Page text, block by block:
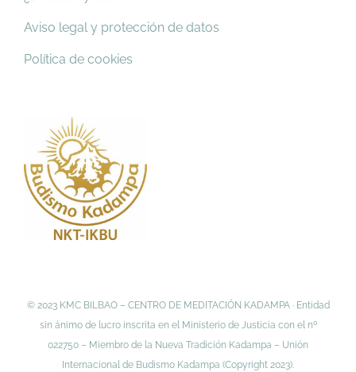
Aviso legal y protección de datos
Política de cookies
© 2023 KMC BILBAO – CENTRO DE MEDITACIÓN KADAMPA · Entidad
sin ánimo de lucro inscrita en el Ministerio de Justicia con el nº
022750 – Miembro de la Nueva Tradición Kadampa – Unión
Internacional de Budismo Kadampa (Copyright 2023).